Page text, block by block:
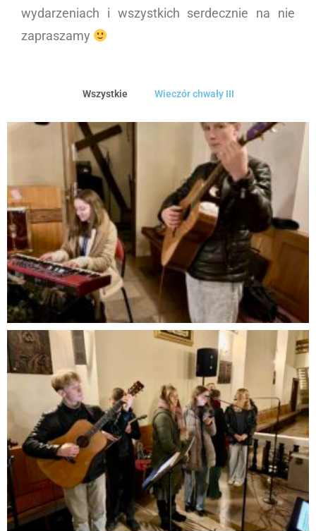
wydarzeniach i wszystkich serdecznie na nie
zapraszamy
Wszystkie Wieczór chwały III